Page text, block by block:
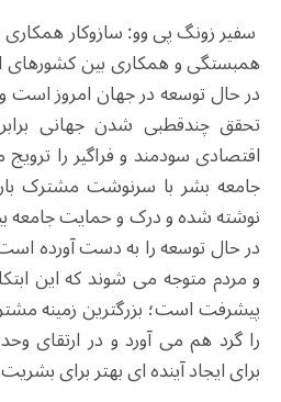
سفیر زونگ پی وو: سازوکار
همبستگی و همکاری بین کشورهای
در حال توسعه در جهان امروز
تحقق چندقطبی شدن جهانی
اقتصادی سودمند و فراگیر را
جامعه بشر با سرنوشت مشترک
نوشته شده و درک و حمایت جامعه
در حال توسعه را به دست آورده
و مردم متوجه می شوند که این
پیشرفت است؛ بزرگترین زمینه
را گرد هم می آورد و در ارتقای
برای ایجاد آینده ای بهتر برای